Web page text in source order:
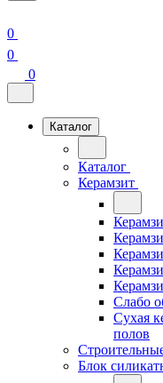
0
0
0
Каталог
Каталог
Керамзит
Слабо
Сухая
полов
Блок